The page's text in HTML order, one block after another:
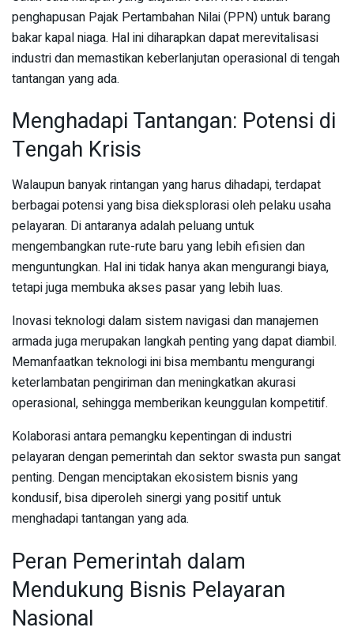
penghapusan Pajak Pertambahan Nilai (PPN) untuk barang
bakar kapal niaga. Hal ini diharapkan dapat merevitalisasi
industri dan memastikan keberlanjutan operasional di tengah
tantangan yang ada.
Menghadapi Tantangan: Potensi di
Tengah Krisis
Walaupun banyak rintangan yang harus dihadapi, terdapat
berbagai potensi yang bisa dieksplorasi oleh pelaku usaha
pelayaran. Di antaranya adalah peluang untuk
mengembangkan rute-rute baru yang lebih efisien dan
menguntungkan. Hal ini tidak hanya akan mengurangi biaya,
tetapi juga membuka akses pasar yang lebih luas.
Inovasi teknologi dalam sistem navigasi dan manajemen
armada juga merupakan langkah penting yang dapat diambil.
Memanfaatkan teknologi ini bisa membantu mengurangi
keterlambatan pengiriman dan meningkatkan akurasi
operasional, sehingga memberikan keunggulan kompetitif.
Kolaborasi antara pemangku kepentingan di industri
pelayaran dengan pemerintah dan sektor swasta pun sangat
penting. Dengan menciptakan ekosistem bisnis yang
kondusif, bisa diperoleh sinergi yang positif untuk
menghadapi tantangan yang ada.
Peran Pemerintah dalam
Mendukung Bisnis Pelayaran
Nasional